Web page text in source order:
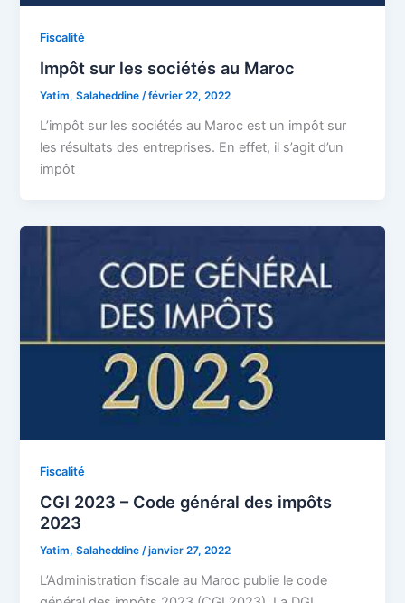
Fiscalité
Impôt sur les sociétés au Maroc
Yatim, Salaheddine/février 22, 2022
L’impôt sur les sociétés au Maroc est un impôt sur
les résultats des entreprises. En effet, il s’agit d’un
impôt
Fiscalité
CGI 2023 – Code général des impôts
2023
Yatim, Salaheddine/janvier 27, 2022
L’Administration fiscale au Maroc publie le code